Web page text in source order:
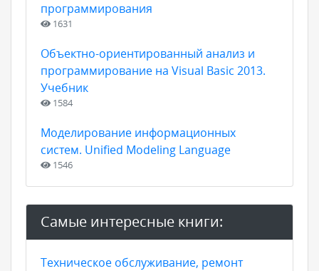
программирования
1631
Объектно-ориентированный анализ и
программирование на Visual Basic 2013.
Учебник
1584
Моделирование информационных
систем. Unified Modeling Language
1546
Самые интересные книги:
Техническое обслуживание, ремонт